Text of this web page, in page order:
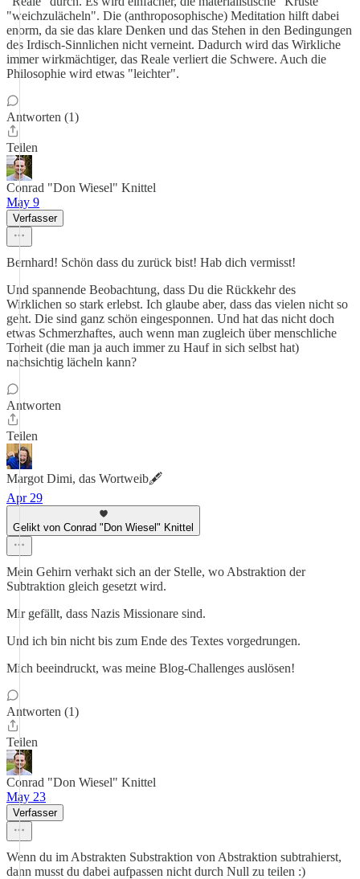
"weichzulächeln". Die (anthroposophische) Meditation hilft dabei
enorm, da sie das klare Denken und das Stehen in den Bedingungen
des Irdisch-Sinnlichen nicht verneint. Dadurch wird das Wirkliche
immer wirkmächtiger, das Reale verliert die Schwere. Auch die
Philosophie wird etwas "leichter".
Antworten (1)
Teilen
Conrad "Don Wiesel" Knittel
May 9
Verfasser
Bernhard! Schön dass du zurück bist! Hab dich vermisst!
Und spannende Beobachtung, dass Du die Rückkehr des
Wirklichen so stark erlebst. Ich glaube aber, dass das vielen nicht so
geht. Die sind ganz schön eingesponnen. Und hat das nicht doch
etwas Schmerzhaftes, auch wenn man zugleich über menschliche
Torheit (die man ja auch immer zu Hauf in sich selbst hat)
nachsichtig lächeln kann?
Antworten
Teilen
Margot Dimi, das Wortweib🖋️
Apr 29
Gelikt von Conrad "Don Wiesel" Knittel
Mein Gehirn verhakt sich an der Stelle, wo Abstraktion der
Subtraktion gleich gesetzt wird.
Mir gefällt, dass Nazis Missionare sind.
Und ich bin nicht bis zum Ende des Textes vorgedrungen.
Mich beeindruckt, was meine Blog-Challenges auslösen!
Antworten (1)
Teilen
Conrad "Don Wiesel" Knittel
May 23
Verfasser
Wenn du im Abstrakten Substraktion von Abstraktion subtrahierst,
dann musst du dabei aufpassen nicht durch Null zu teilen :)